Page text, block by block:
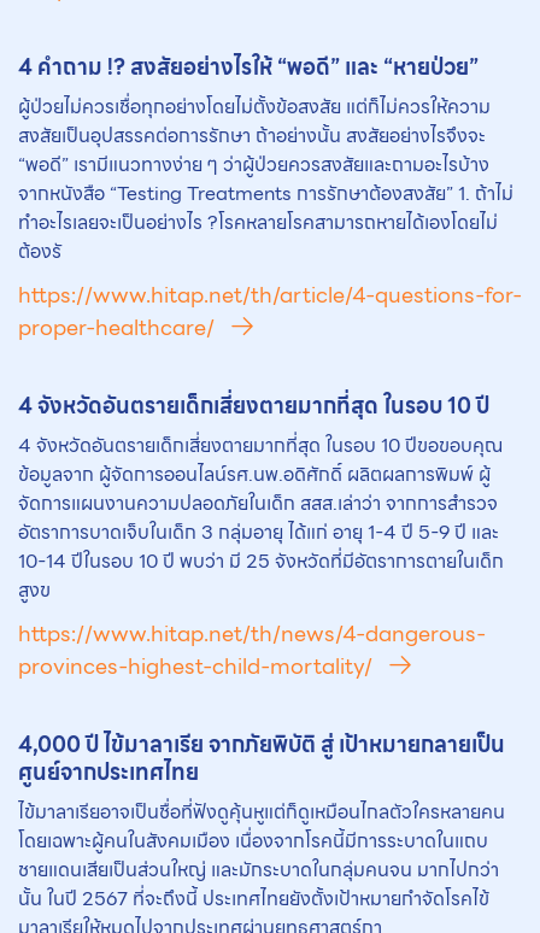
4 คำถาม !? สงสัยอย่างไรให้ “พอดี” และ “หายป่วย”
ผู้ป่วยไม่ควรเชื่อทุกอย่างโดยไม่ตั้งข้อสงสัย แต่ก็ไม่ควรให้ความ
สงสัยเป็นอุปสรรคต่อการรักษา ถ้าอย่างนั้น สงสัยอย่างไรจึงจะ
“พอดี” เรามีแนวทางง่าย ๆ ว่าผู้ป่วยควรสงสัยและถามอะไรบ้าง
จากหนังสือ “Testing Treatments การรักษาต้องสงสัย” 1. ถ้าไม่
ทำอะไรเลยจะเป็นอย่างไร ?โรคหลายโรคสามารถหายได้เองโดยไม่
ต้องรั
https://www.hitap.net/th/article/4-questions-for-
proper-healthcare/
4 จังหวัดอันตรายเด็กเสี่ยงตายมากที่สุด ในรอบ 10 ปี
4 จังหวัดอันตรายเด็กเสี่ยงตายมากที่สุด ในรอบ 10 ปีขอขอบคุณ
ข้อมูลจาก ผู้จัดการออนไลน์รศ.นพ.อดิศักดิ์ ผลิตผลการพิมพ์ ผู้
จัดการแผนงานความปลอดภัยในเด็ก สสส.เล่าว่า จากการสำรวจ
อัตราการบาดเจ็บในเด็ก 3 กลุ่มอายุ ได้แก่ อายุ 1-4 ปี 5-9 ปี และ
10-14 ปีในรอบ 10 ปี พบว่า มี 25 จังหวัดที่มีอัตราการตายในเด็ก
สูงข
https://www.hitap.net/th/news/4-dangerous-
provinces-highest-child-mortality/
4,000 ปี ไข้มาลาเรีย จากภัยพิบัติ สู่ เป้าหมายกลายเป็น
ศูนย์จากประเทศไทย
ไข้มาลาเรียอาจเป็นชื่อที่ฟังดูคุ้นหูแต่ก็ดูเหมือนไกลตัวใครหลายคน
โดยเฉพาะผู้คนในสังคมเมือง เนื่องจากโรคนี้มีการระบาดในแถบ
ชายแดนเสียเป็นส่วนใหญ่ และมักระบาดในกลุ่มคนจน มากไปกว่า
นั้น ในปี 2567 ที่จะถึงนี้ ประเทศไทยยังตั้งเป้าหมายกำจัดโรคไข้